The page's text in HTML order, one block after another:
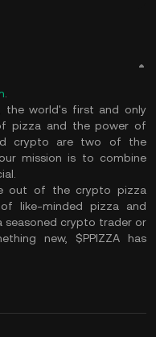
the world's first and only
pizza and the power of
crypto are two of the
mission is to combine
out of the crypto pizza
like-minded pizza and
seasoned crypto trader or
new, $PPIZZA has